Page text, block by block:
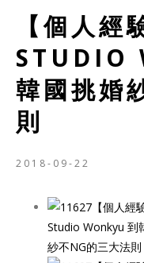
【個人經
STUDIO
韓國挑婚
則
2018-09-22